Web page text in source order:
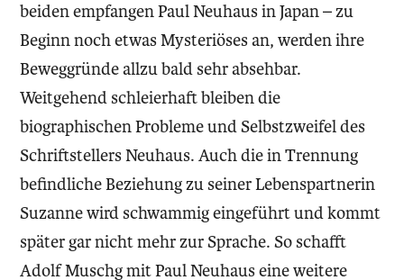
beiden empfangen Paul Neuhaus in Japan – zu
Beginn noch etwas Mysteriöses an, werden ihre
Beweggründe allzu bald sehr absehbar.
Weitgehend schleierhaft bleiben die
biographischen Probleme und Selbstzweifel des
Schriftstellers Neuhaus. Auch die in Trennung
befindliche Beziehung zu seiner Lebenspartnerin
Suzanne wird schwammig eingeführt und kommt
später gar nicht mehr zur Sprache. So schafft
Adolf Muschg mit Paul Neuhaus eine weitere